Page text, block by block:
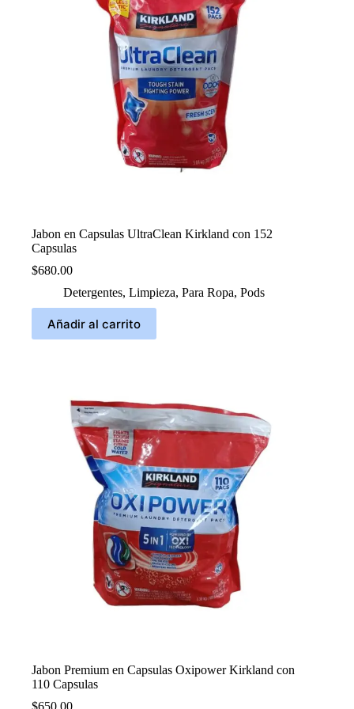
Jabon en Capsulas UltraClean Kirkland con 152
Capsulas
$680.00
Detergentes, Limpieza, Para Ropa, Pods
Añadir al carrito
Jabon Premium en Capsulas Oxipower Kirkland con
110 Capsulas